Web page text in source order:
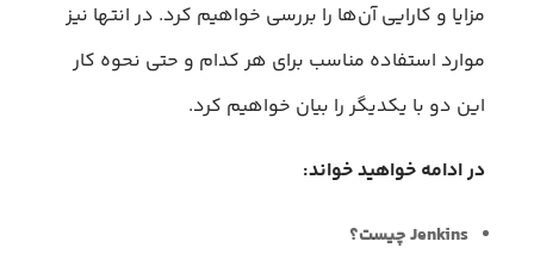
مزایا و کارایی آن‌ها را بررسی خواهیم کرد. در انتها نیز
موارد استفاده مناسب برای هر کدام و حتی نحوه کار
این دو با یکدیگر را بیان خواهیم کرد.
در ادامه خواهید خواند:
Jenkins چیست؟